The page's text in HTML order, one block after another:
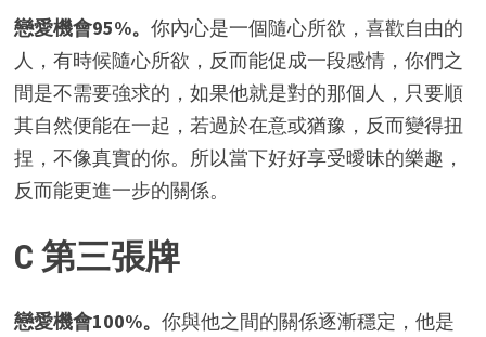
戀愛機會95%。 你內心是一個隨心所欲，喜歡自由的
人，有時候隨心所欲，反而能促成一段感情，你們之
間是不需要強求的，如果他就是對的那個人，只要順
其自然便能在一起，若過於在意或猶豫，反而變得扭
捏，不像真實的你。所以當下好好享受曖昧的樂趣，
反而能更進一步的關係。
C 第三張牌
戀愛機會100%。 你與他之間的關係逐漸穩定，他是